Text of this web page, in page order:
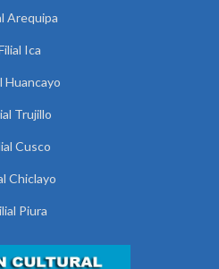
Arequipa
Ica
Huancayo
Trujillo
Cusco
Chiclayo
Piura